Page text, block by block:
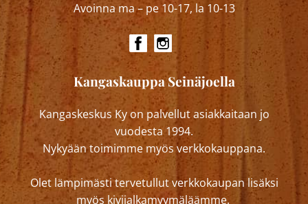
Avoinna ma – pe 10-17, la 10-13
Kangaskauppa Seinäjoella
Kangaskeskus Ky on palvellut asiakkaitaan jo
vuodesta 1994.
Nykyään toimimme myös verkkokauppana.
Olet lämpimästi tervetullut verkkokaupan lisäksi
myös kivijalkamyymäläämme.